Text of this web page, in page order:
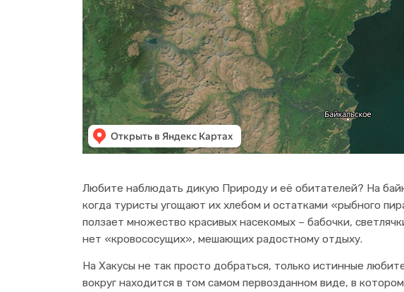
Любите наблюдать дикую Природу и её обитателей? На
когда туристы угощают их хлебом и остатками «рыбного
ползает множество красивых насекомых – бабочки,
нет «кровососущих», мешающих радостному отдыху.
На Хакусы не так просто добраться, только истинные
вокруг находится в том самом первозданном виде, в